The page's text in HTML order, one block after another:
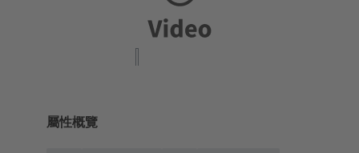
屬性概覽